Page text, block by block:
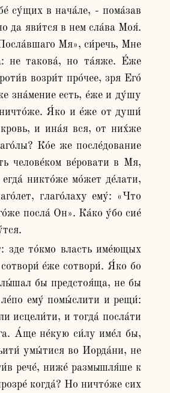
су́щих в нача́ле, - пома́зав
да яви́тся в нем сла́ва Моя́.
Мя», си́речь, Мне
не такова́, но та́яже. Е́же
возри́т про́чее, зря Его́
зна́мение есть, е́же и ду́шу
Я́ко и е́же от души́
и ина́я вся, от них́же
Ко́е же после́дование
челове́ком ве́ровати в Мя,
никто́же мо́жет де́лати,
глаго́лаху ему́: «Что
посла́ Он». Ка́ко у́бо сие́
е́же сотвори́. Я́ко бо
бы предстоя́ща, не бы
ему́ помы́слити и рещи́:
исцели́ти, и тогда́ посла́ти
А́ще не́кую си́лу име́л бы,
умы́тися во Иорда́ни, не
рече́, ниже́ размышля́ше к
когда́? Но ничто́же сих